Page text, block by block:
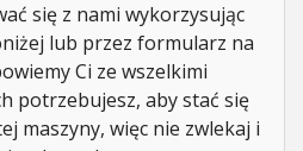
się z nami wykorzysując
lub przez formularz na
Ci ze wszelkimi
potrzebujesz, aby stać się
maszyny, więc nie zwlekaj i